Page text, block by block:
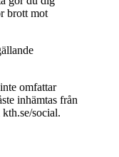
brott mot
omfattar
inhämtas från
social.